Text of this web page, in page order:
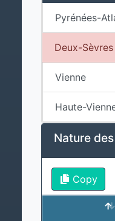
Pyrénées-
Deux-Sèvres
Vienne
Haute-
Nature
Copy